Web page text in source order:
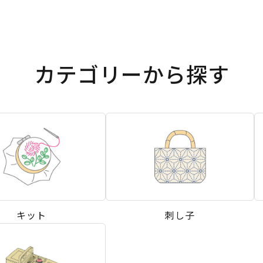
カテゴリーから探す
キット 刺し子